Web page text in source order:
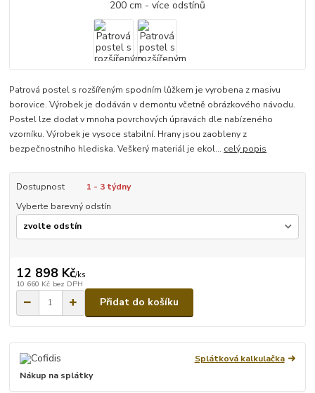
Patrová postel s rozšířeným spodním lůžkem je vyrobena z masivu
borovice. Výrobek je dodáván v demontu včetně obrázkového návodu.
Postel lze dodat v mnoha povrchových úpravách dle nabízeného
vzorníku. Výrobek je vysoce stabilní. Hrany jsou zaobleny z
bezpečnostního hlediska. Veškerý materiál je ekol... celý popis
Dostupnost
1 - 3 týdny
Vyberte barevný odstín
12 898 Kč/ks
10 660 Kč bez DPH
Přidat do košíku
Splátková kalkulačka
Nákup na splátky